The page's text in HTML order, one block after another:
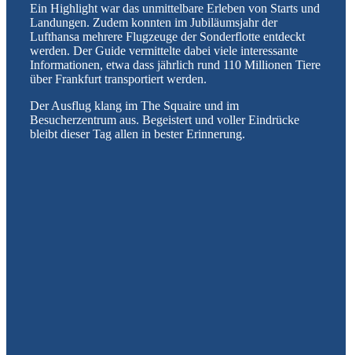
Ein Highlight war das unmittelbare Erleben von Starts und
Landungen. Zudem konnten im Jubiläumsjahr der
Lufthansa mehrere Flugzeuge der Sonderflotte entdeckt
werden. Der Guide vermittelte dabei viele interessante
Informationen, etwa dass jährlich rund 110 Millionen Tiere
über Frankfurt transportiert werden.
Der Ausflug klang im The Squaire und im
Besucherzentrum aus. Begeistert und voller Eindrücke
bleibt dieser Tag allen in bester Erinnerung.